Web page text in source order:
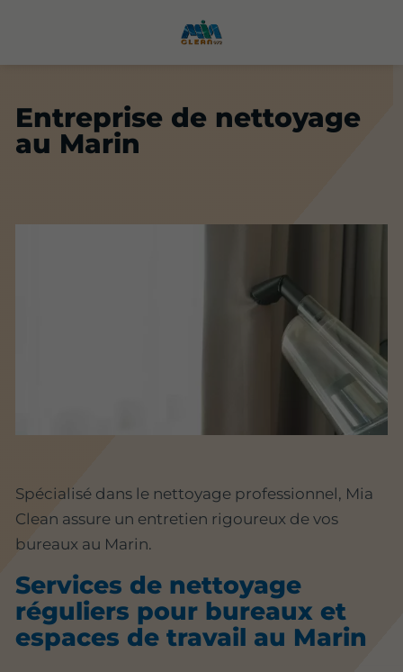
Entreprise de nettoyage
au Marin
Spécialisé dans le nettoyage professionnel, Mia
Clean assure un entretien rigoureux de vos
bureaux au Marin.
Services de nettoyage
réguliers pour bureaux et
espaces de travail au Marin